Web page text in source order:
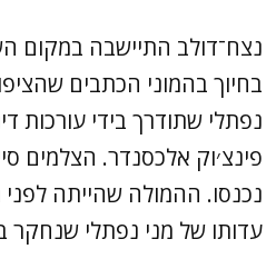
נצח־דולב התיישבה במקום
בחיוך בהמוני הכתבים
נפתלי שתודרך בידי עורכות
פינצ׳וק אלכסנדר. הצלמים
נכנסו. ההמולה שהייתה
עדותו של מני נפתלי שנחקר